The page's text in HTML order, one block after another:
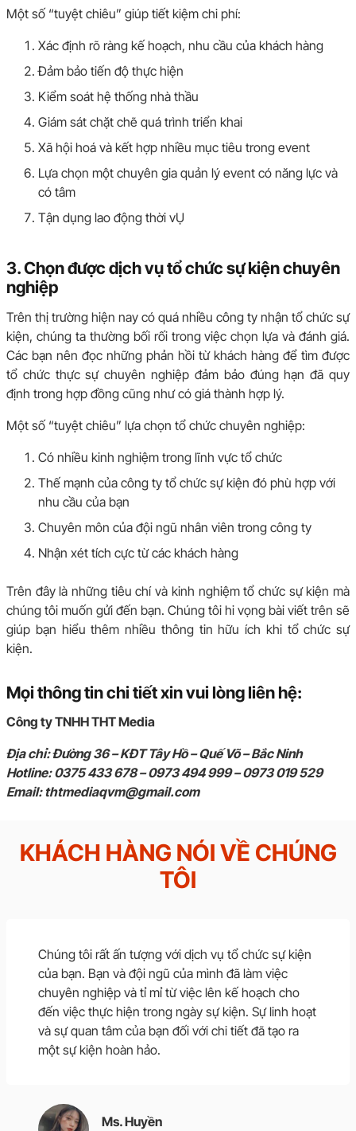
Một số “tuyệt chiêu” giúp tiết kiệm chi phí:
Xác định rõ ràng kế hoạch, nhu cầu của khách hàng
Đảm bảo tiến độ thực hiện
Kiểm soát hệ thống nhà thầu
Giám sát chặt chẽ quá trình triển khai
Xã hội hoá và kết hợp nhiều mục tiêu trong event
Lựa chọn một chuyên gia quản lý event có năng lực và
có tâm
Tận dụng lao động thời vỤ
3. Chọn được dịch vụ tổ chức sự kiện chuyên
nghiệp
Trên thị trường hiện nay có quá nhiều công ty nhận tổ chức sự
kiện, chúng ta thường bối rối trong việc chọn lựa và đánh giá.
Các bạn nên đọc những phản hồi từ khách hàng để tìm được
tổ chức thực sự chuyên nghiệp đảm bảo đúng hạn đã quy
định trong hợp đồng cũng như có giá thành hợp lý.
Một số “tuyệt chiêu” lựa chọn tổ chức chuyên nghiệp:
Có nhiều kinh nghiệm trong lĩnh vực tổ chức
Thế mạnh của công ty tổ chức sự kiện đó phù hợp với
nhu cầu của bạn
Chuyên môn của đội ngũ nhân viên trong công ty
Nhận xét tích cực từ các khách hàng
Trên đây là những tiêu chí và kinh nghiệm tổ chức sự kiện mà
chúng tôi muốn gửi đến bạn. Chúng tôi hi vọng bài viết trên sẽ
giúp bạn hiểu thêm nhiều thông tin hữu ích khi tổ chức sự
kiện.
Mọi thông tin chi tiết xin vui lòng liên hệ:
Công ty TNHH THT Media
Địa chỉ: Đường 36 – KĐT Tây Hồ – Quế Võ – Bắc Ninh
Hotline:0375 433 678– 0973494 999 – 0973 019 529
Email: thtmediaqvm@gmail.com
KHÁCH HÀNG NÓI VỀ CHÚNG
TÔI
Chúng tôi rất ấn tượng với dịch vụ tổ chức sự kiện
của bạn. Bạn và đội ngũ của mình đã làm việc
chuyên nghiệp và tỉ mỉ từ việc lên kế hoạch cho
đến việc thực hiện trong ngày sự kiện. Sự linh hoạt
và sự quan tâm của bạn đối với chi tiết đã tạo ra
một sự kiện hoàn hảo.
Ms. Huyền